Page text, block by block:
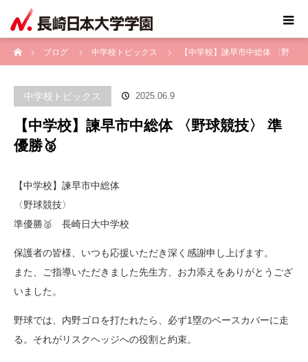
ブログ
中学校トピックス 【中学校】諫早市中総体 〈野
中学校トピックス 2025.06.9
【中学校】諫早市中総体 〈野球競技〉 準
優勝🥈
【中学校】諫早市中総体
〈野球競技〉
準優勝🥈 長崎日大中学校
保護者の皆様、いつも応援いただき深く感謝申し上げます。
また、ご指導いただきました先生方、お力添えをありがとうござ
いました。
野球では、内野ゴロを打たれたら、必ず1塁のベースカバーに走
る。それがリスクヘッジへの役割と約束。